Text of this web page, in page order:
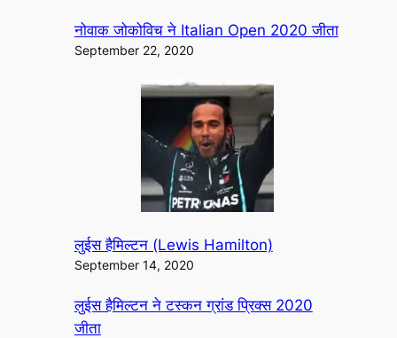
नोवाक जोकोविच ने Italian Open 2020 जीता
September 22, 2020
लुईस हैमिल्टन (Lewis Hamilton)
September 14, 2020
लुईस हैमिल्टन ने टस्कन ग्रांड प्रिक्स 2020
जीता